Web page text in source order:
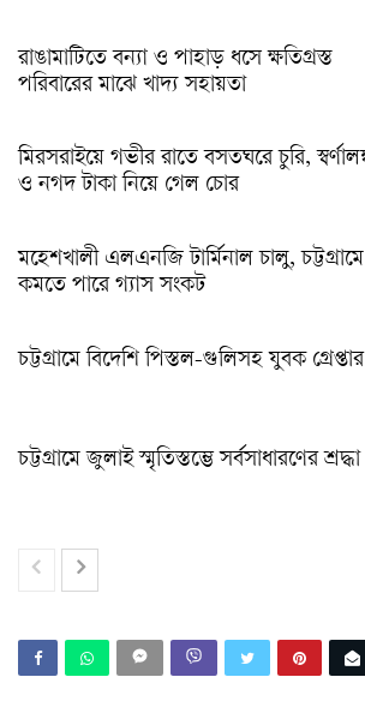
রাঙামাটিতে বন্যা ও পাহাড় ধসে ক্ষতিগ্রস্ত
পরিবারের মাঝে খাদ্য সহায়তা
মিরসরাইয়ে গভীর রাতে বসতঘরে চুরি,
ও নগদ টাকা নিয়ে গেল চোর
মহেশখালী এলএনজি টার্মিনাল চালু, চট্টগ্রামে
কমতে পারে গ্যাস সংকট
চট্টগ্রামে বিদেশি পিস্তল-গুলিসহ যুবক গ্রেপ্তার
চট্টগ্রামে জুলাই স্মৃতিস্তম্ভে সর্বসাধারণের শ্রদ্ধা